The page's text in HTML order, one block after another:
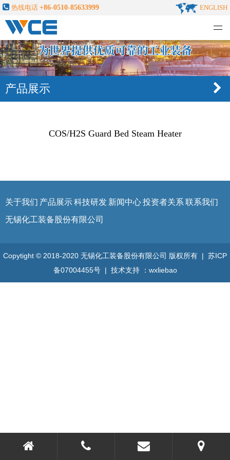
热线电话 +86-0510-85633999 ENGLISH
无锡化工装备股份有限公司
产品展示
COS/H2S Guard Bed Steam Heater
关于我们 产品展示科技研发 新闻中心投资者关系 联系我们
无锡化工装备股份有限公司
Copytight © 2018-2020 无锡化工装备股份有限公司 版权所有 | 苏ICP
备07004455号| 技术支持 ： wxliebao